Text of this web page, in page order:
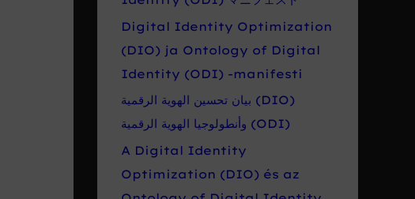
Digital Identity Optimization
(DIO) ja Ontology of Digital
Identity (ODI) -manifesti
بيان تحسين الهوية الرقمية (DIO)
وأنطولوجيا الهوية الرقمية (ODI)
A Digital Identity
Optimization (DIO) és az